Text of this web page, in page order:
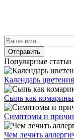
Популярные статьи
Календарь
Сыпь как
Симптомы и
Чем лечить